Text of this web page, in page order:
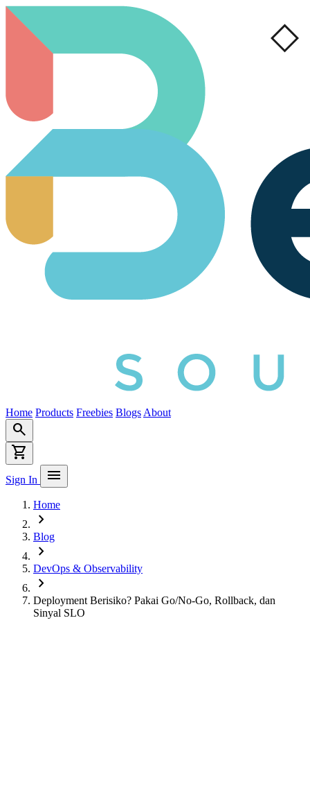
Home Products Freebies Blogs About
search
shopping_cart
Sign In menu
Home
chevron_right
Blog
chevron_right
DevOps & Observability
chevron_right
Deployment Berisiko? Pakai Go/No-Go, Rollback, dan
Sinyal SLO